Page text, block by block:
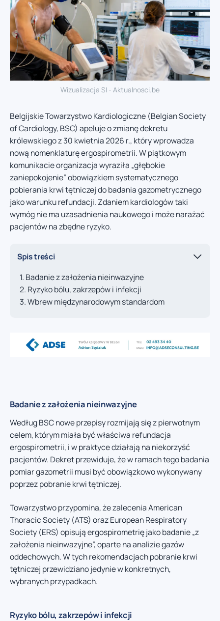
Wizualizacja SI - Aktualnosci.be
Belgijskie Towarzystwo Kardiologiczne (Belgian Society
of Cardiology, BSC) apeluje o zmianę dekretu
królewskiego z 30 kwietnia 2026 r., który wprowadza
nową nomenklaturę ergospirometrii. W piątkowym
komunikacie organizacja wyraziła „głębokie
zaniepokojenie” obowiązkiem systematycznego
pobierania krwi tętniczej do badania gazometrycznego
jako warunku refundacji. Zdaniem kardiologów taki
wymóg nie ma uzasadnienia naukowego i może narażać
pacjentów na zbędne ryzyko.
Spis treści
Badanie z założenia nieinwazyjne
Ryzyko bólu, zakrzepów i infekcji
Wbrew międzynarodowym standardom
Badanie z założenia nieinwazyjne
Według BSC nowe przepisy rozmijają się z pierwotnym
celem, którym miała być właściwa refundacja
ergospirometrii, i w praktyce działają na niekorzyść
pacjentów. Dekret przewiduje, że w ramach tego badania
pomiar gazometrii musi być obowiązkowo wykonywany
poprzez pobranie krwi tętniczej.
Towarzystwo przypomina, że zalecenia American
Thoracic Society (ATS) oraz European Respiratory
Society (ERS) opisują ergospirometrię jako badanie „z
założenia nieinwazyjne”, oparte na analizie gazów
oddechowych. W tych rekomendacjach pobranie krwi
tętniczej przewidziano jedynie w konkretnych,
wybranych przypadkach.
Ryzyko bólu, zakrzepów i infekcji